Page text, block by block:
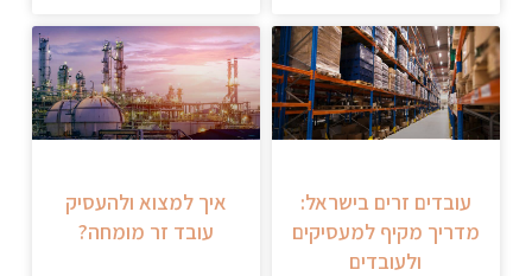
עובדים זרים בישראל:
מדריך מקיף למעסיקים
ולעובדים
איך למצוא ולהעסיק
עובד זר מומחה?